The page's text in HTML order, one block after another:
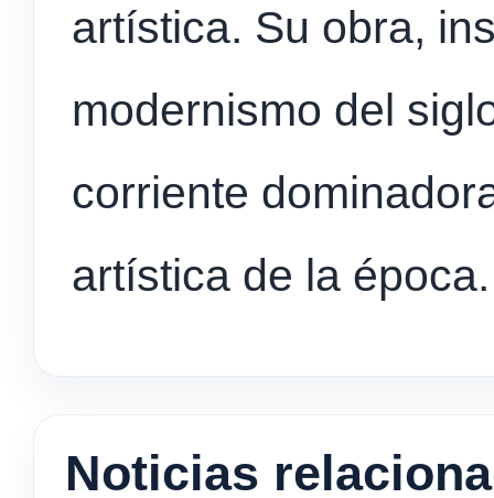
artística. Su obra,
modernismo del
corriente
artística de la época.
Noticias